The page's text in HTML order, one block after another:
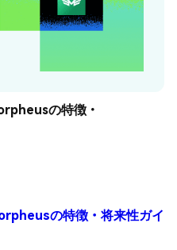
の特徴・
の特徴・将来性ガイ